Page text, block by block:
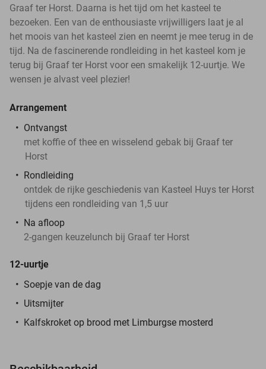
Graaf ter Horst. Daarna is het tijd om het kasteel te
bezoeken. Een van de enthousiaste vrijwilligers laat je al
het moois van het kasteel zien en neemt je mee terug in de
tijd. Na de fascinerende rondleiding in het kasteel kom je
terug bij Graaf ter Horst voor een smakelijk 12-uurtje. We
wensen je alvast veel plezier!
Arrangement
Ontvangst
met koffie of thee en wisselend gebak bij Graaf ter
Horst
Rondleiding
ontdek de rijke geschiedenis van Kasteel Huys ter Horst
tijdens een rondleiding van 1,5 uur
Na afloop
2-gangen keuzelunch bij Graaf ter Horst
12-uurtje
Soepje van de dag
Uitsmijter
Kalfskroket op brood met Limburgse mosterd